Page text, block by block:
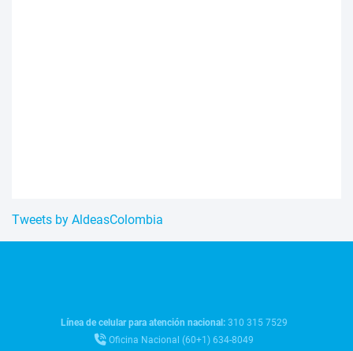
Tweets by AldeasColombia
Línea de celular para atención nacional:310 315 7529
Oficina Nacional (60+1) 634-8049